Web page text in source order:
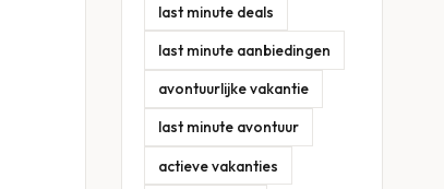
last minute deals
last minute aanbiedingen
avontuurlijke vakantie
last minute avontuur
actieve vakanties